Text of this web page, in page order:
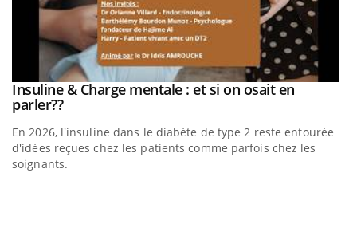
Youtube
Insuline & Charge mentale : et si on osait en
parler??Youtube
En 2026, l'insuline dans le diabète de type 2 reste entourée
d'idées reçues chez les patients comme parfois chez les
soignants.